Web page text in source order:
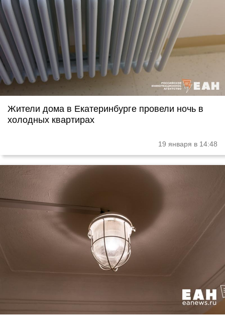
Жители дома в Екатеринбурге провели ночь в
холодных квартирах
19 января в 14:48